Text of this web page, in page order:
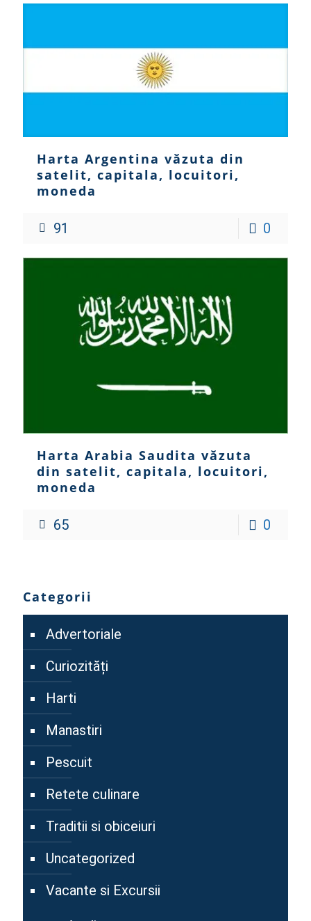
Harta Argentina văzuta din
satelit, capitala, locuitori,
moneda
91 0
Harta Arabia Saudita văzuta
din satelit, capitala, locuitori,
moneda
65 0
Categorii
Advertoriale
Curiozități
Harti
Manastiri
Pescuit
Retete culinare
Traditii si obiceiuri
Uncategorized
Vacante si Excursii